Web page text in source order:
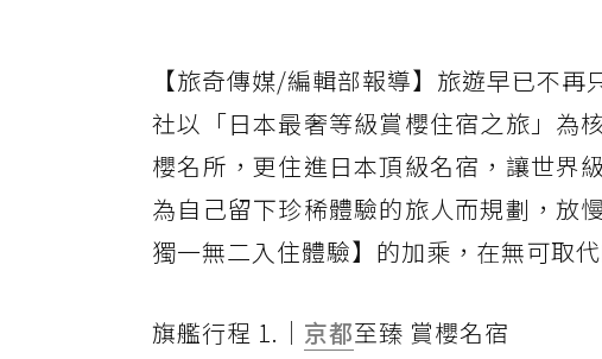
【旅奇傳媒/編輯部報導】旅遊早已不
社以「日本最奢等級賞櫻住宿之旅」為
櫻名所，更住進日本頂級名宿，讓世界
為自己留下珍稀體驗的旅人而規劃，放
獨一無二入住體驗】的加乘，在無可取
旗艦行程 1.｜ 京都至臻 賞櫻名宿